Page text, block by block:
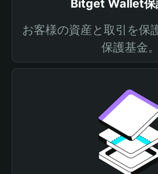
Bitget Wallet保
お客様の資産と取引を保
保護基金。